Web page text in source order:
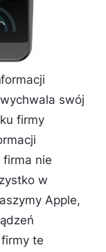
swój
firmy
firma nie
w
Apple,
te